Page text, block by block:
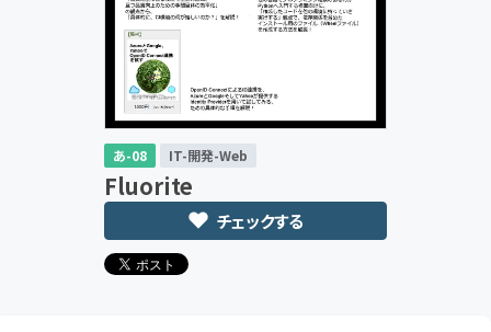
あ-08 IT-開発-Web
Fluorite
チェックする